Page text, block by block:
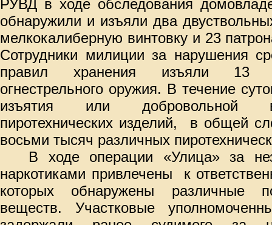
РУВД в ходе обследования
обнаружили и изъяли два
мелкокалиберную винтовку и 23
Сотрудники милиции за нарушения
правил хранения изъяли 13
огнестрельного оружия. В течение
изъятия или добровольной
пиротехнических изделий, в общей
восьми тысяч различных
В ходе операции «Улица» за
наркотиками привлечены к
которых обнаружены различные
веществ. Участковые